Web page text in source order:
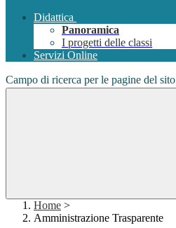
Didattica
Panoramica
I progetti delle classi
Servizi Online
Campo di ricerca per le pagine del sito
Home >
Amministrazione Trasparente